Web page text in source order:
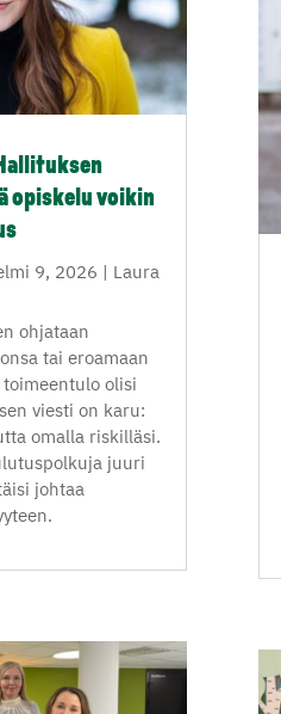
opiskelu voikin
9, 2026 | Laura
ohjataan
tai eroamaan
olisi
viesti on karu:
omalla riskilläsi.
juuri
johtaa